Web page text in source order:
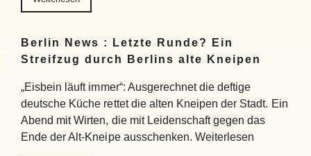
Berlin News : Letzte Runde? Ein
Streifzug durch Berlins alte Kneipen
„Eisbein läuft immer“: Ausgerechnet die deftige
deutsche Küche rettet die alten Kneipen der Stadt. Ein
Abend mit Wirten, die mit Leidenschaft gegen das
Ende der Alt-Kneipe ausschenken. Weiterlesen